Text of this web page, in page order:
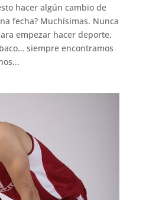
hacer algún cambio de
fecha? Muchísimas. Nunca
empezar hacer deporte,
siempre encontramos